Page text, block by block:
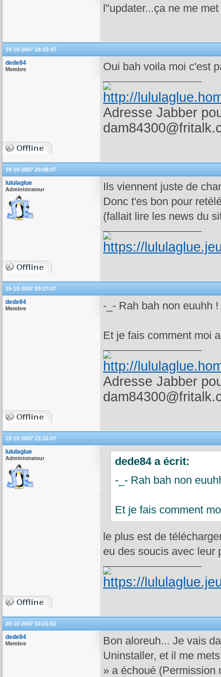
l"updater...ça ne me
19-10-2007 18:33:47
dede84
Membre Oui bah voila moi c'est
Adresse Jabber
19-10-2007 20:08:07
lululaglue
Administrateur
Ils viennent juste de
Donc t'es bon pour
(fallait lire les news du
19-10-2007 20:27:07
dede84
Membre -_- Rah bah non euuhh
Et je fais comment moi
Adresse Jabber
19-10-2007 23:32:07
lululaglue
Administrateur
dede84 a écrit:
-_- Rah bah non
Et je fais comment
le plus est de
eu des soucis avec leur
20-10-2007 10:21:02
dede84
Membre
Bon aloreuh... Je vais
Uninstaller, et il me
» a échoué (Permission